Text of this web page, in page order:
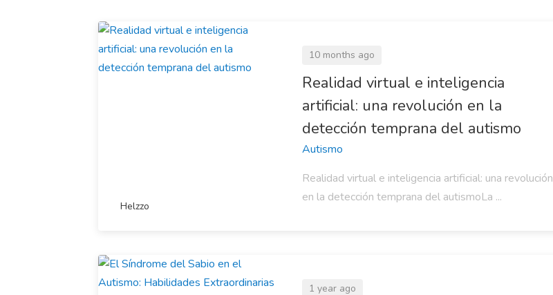
Helzzo
10 months ago
Realidad virtual e inteligencia
artificial: una revolución en la
detección temprana del autismo
Autismo
Realidad virtual e inteligencia artificial: una revolución
en la detección temprana del autismoLa ...
1 year ago